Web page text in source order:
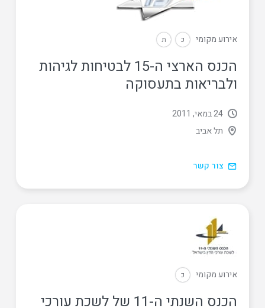
הכנס הארצי ה-15 לבטיחות לגיהות
ולבריאות בתעסוקה
אירוע מקומי כ ת
24 במאי, 2011
תל אביב
צור קשר
הכנס השנתי ה-11 של לשכת עורכי
אירוע מקומי כ